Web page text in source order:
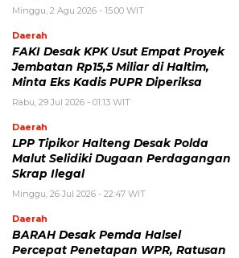
Minggu, 2 Agu 2026 - 15:00 WIT
Daerah
FAKI Desak KPK Usut Empat Proyek
Jembatan Rp15,5 Miliar di Haltim,
Minta Eks Kadis PUPR Diperiksa
Rabu, 29 Jul 2026 - 01:13 WIT
Daerah
LPP Tipikor Halteng Desak Polda
Malut Selidiki Dugaan Perdagangan
Skrap Ilegal
Minggu, 26 Jul 2026 - 22:47 WIT
Daerah
BARAH Desak Pemda Halsel
Percepat Penetapan WPR, Ratusan